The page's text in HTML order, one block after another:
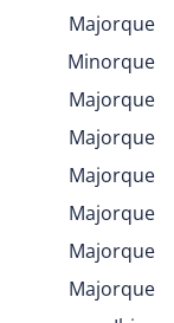
Majorque
Minorque
Majorque
Majorque
Majorque
Majorque
Majorque
Majorque